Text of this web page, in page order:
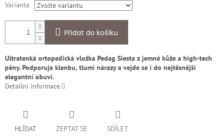
Varianta
Přidat do košíku
Ultratenká ortopedická vložka Pedag Siesta z jemné kůže a high-tech
pěny. Podporuje klenbu, tlumí nárazy a vejde se i do nejtěsnější
elegantní obuvi.
Detailní informace
ZEPTAT SE
HLÍDAT SDÍLET